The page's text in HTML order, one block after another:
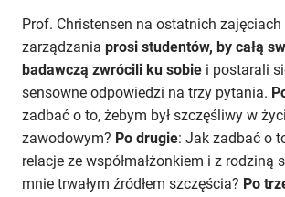
Prof. Christensen na ostatnich zajęciach
zarządzania prosi studentów, by całą
badawczą zwrócili ku sobie i postarali
sensowne odpowiedzi na trzy pytania.
zadbać o to, żebym był szczęśliwy w
zawodowym? Po drugie: Jak zadbać o
relacje ze współmałżonkiem i z rodziną
mnie trwałym źródłem szczęścia? Po